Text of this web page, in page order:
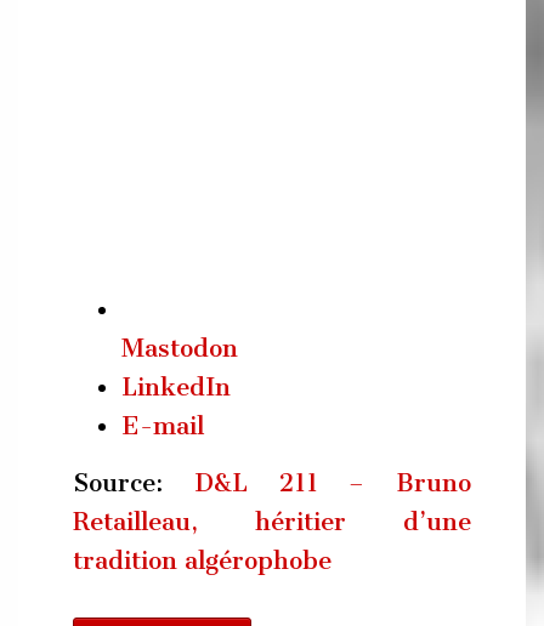
Mastodon
LinkedIn
E-mail
Source: D&L 211 – Bruno
Retailleau, héritier d’une
tradition algérophobe